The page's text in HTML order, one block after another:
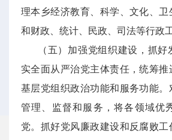
理本乡经济教育、科学、文化、卫
和财政、统计、民政、司法等行政工
（五）加强党组织建设，抓
实全面从严治党主体责任，统筹
基层党组织政治功能和服务功能。
管理、监督和服务，将各领域优
党。抓好党风廉政建设和反腐败工